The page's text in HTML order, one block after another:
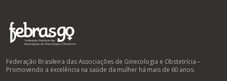
Federação Brasileira das Associações de Ginecologia e Obstetrícia –
Promovendo a excelência na saúde da mulher há mais de 60 anos.